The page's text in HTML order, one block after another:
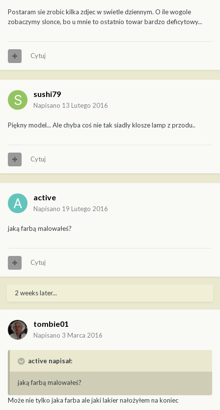
Postaram sie zrobic kilka zdjec w swietle dziennym. O ile wogole
zobaczymy slonce, bo u mnie to ostatnio towar bardzo deficytowy...
Cytuj
sushi79
Napisano 13 Lutego 2016
Piękny model... Ale chyba coś nie tak siadly klosze lamp z przodu..
Cytuj
active
Napisano 19 Lutego 2016
jaką farbą malowałeś?
Cytuj
2 weeks later...
tombie01
Napisano 3 Marca 2016
active napisał:
jaką farbą malowałeś?
Może nie tylko jaka farba ale jaki lakier nałożyłem na koniec